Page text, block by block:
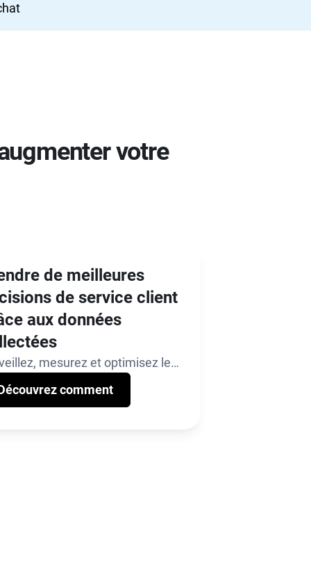
votre
de meilleures
de service client
aux données
mesurez et optimisez les
à l’aide de tableaux de
en temps réel, de rapports
comment